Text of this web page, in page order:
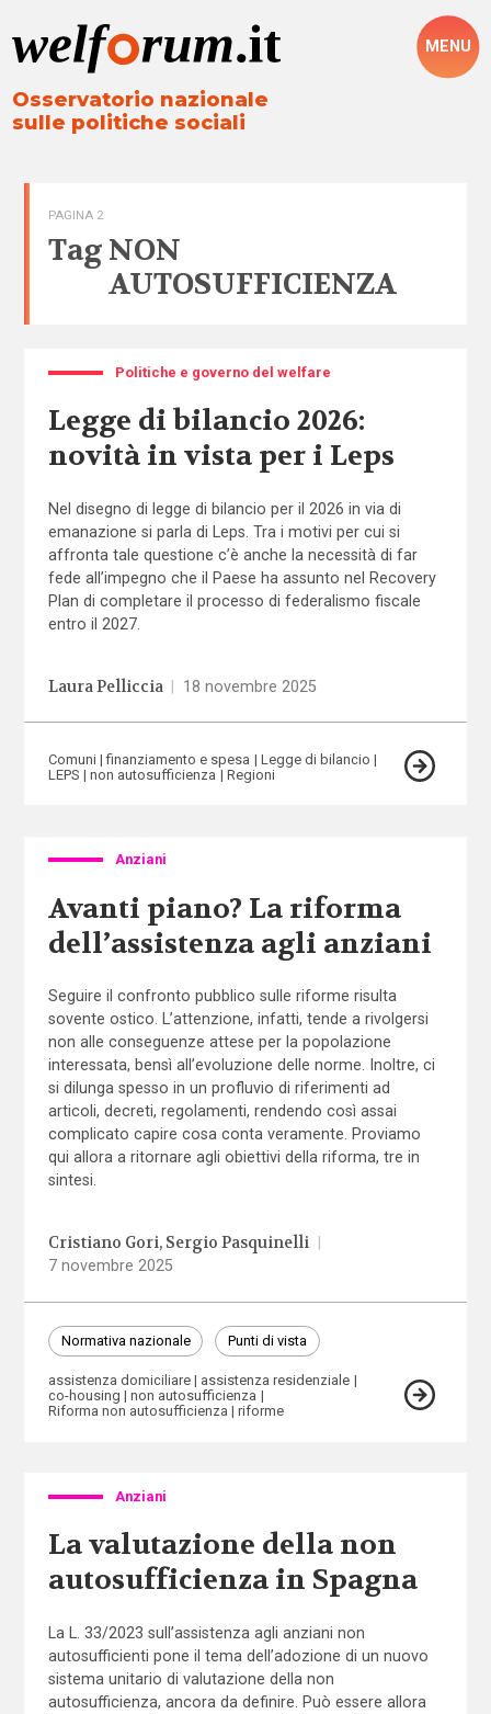
Osservatorio nazionale
sulle politiche sociali
MENU
PAGINA 2
Tag NON
AUTOSUFFICIENZA
Politiche e governo del welfare
Legge di bilancio 2026:
novità in vista per i Leps
Nel disegno di legge di bilancio per il 2026 in via di
emanazione si parla di Leps. Tra i motivi per cui si
affronta tale questione c’è anche la necessità di far
fede all’impegno che il Paese ha assunto nel Recovery
Plan di completare il processo di federalismo fiscale
entro il 2027.
Laura Pelliccia 18 novembre 2025
Comuni finanziamento e spesa
Legge di bilancio
LEPS
non autosufficienza Regioni
Anziani
Avanti piano? La riforma
dell’assistenza agli anziani
Seguire il confronto pubblico sulle riforme risulta
sovente ostico. L’attenzione, infatti, tende a rivolgersi
non alle conseguenze attese per la popolazione
interessata, bensì all’evoluzione delle norme. Inoltre, ci
si dilunga spesso in un profluvio di riferimenti ad
articoli, decreti, regolamenti, rendendo così assai
complicato capire cosa conta veramente. Proviamo
qui allora a ritornare agli obiettivi della riforma, tre in
sintesi.
Cristiano Gori Sergio Pasquinelli
7 novembre 2025
Normativa nazionale Punti di vista
assistenza domiciliare
assistenza residenziale
co-housing
non autosufficienza
Riforma non autosufficienza
riforme
Anziani
La valutazione della non
autosufficienza in Spagna
La L. 33/2023 sull’assistenza agli anziani non
autosufficienti pone il tema dell’adozione di un nuovo
sistema unitario di valutazione della non
autosufficienza, ancora da definire. Può essere allora